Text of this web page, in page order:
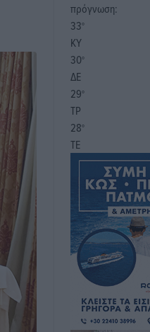
πρόγνωση:
33°
ΚΥ
30°
ΔΕ
29°
ΤΡ
28°
ΤΕ